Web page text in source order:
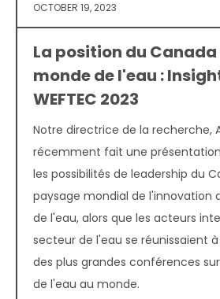
OCTOBER 19, 2023
La position du
monde de l'eau :
WEFTEC 2023
Notre directrice de la recherche,
récemment fait une
les possibilités de leadership du
paysage mondial de l'innovation
de l'eau, alors que les acteurs
secteur de l'eau se réunissaient à
des plus grandes conférences
de l'eau au monde.